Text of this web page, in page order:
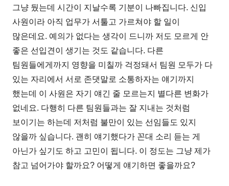
그냥 뒀는데 시간이 지날수록 기분이 나빠집니다. 신입
사원이라 아직 업무가 서툴고 가르쳐야 할 일이
많은데요. 예의가 없다는 생각이 드니까 저도 모르게 안
좋은 선입견이 생기는 것도 같습니다. 다른
팀원들에게까지 영향을 미칠까 걱정돼서 팀원 모두가 다
있는 자리에서 서로 존댓말로 소통하자는 얘기까지
했는데 이 사원은 자기 얘긴 줄 모르는지 별다른 변화가
없네요. 다행히 다른 팀원들과는 잘 지내는 것처럼
보이기는 하는데 저처럼 불만이 있는 선임들도 있지
않을까 싶습니다. 괜히 얘기했다가 꼰대 소리 듣는 게
아닌가 싶기도 하고 고민이 됩니다. 이 정도는 그냥 제가
참고 넘어가야 할까요? 어떻게 얘기하면 좋을까요?